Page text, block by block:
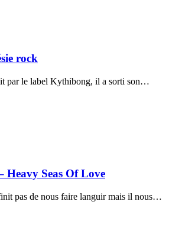
rock
par le label Kythibong, il a sorti son…
Heavy Seas Of Love
pas de nous faire languir mais il nous…